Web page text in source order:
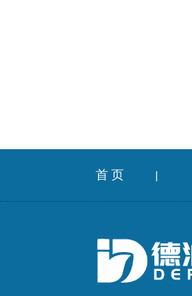
首 页 |